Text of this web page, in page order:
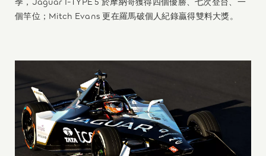
個竿位；Mitch Evans 更在羅馬破個人紀錄贏得雙料大獎。